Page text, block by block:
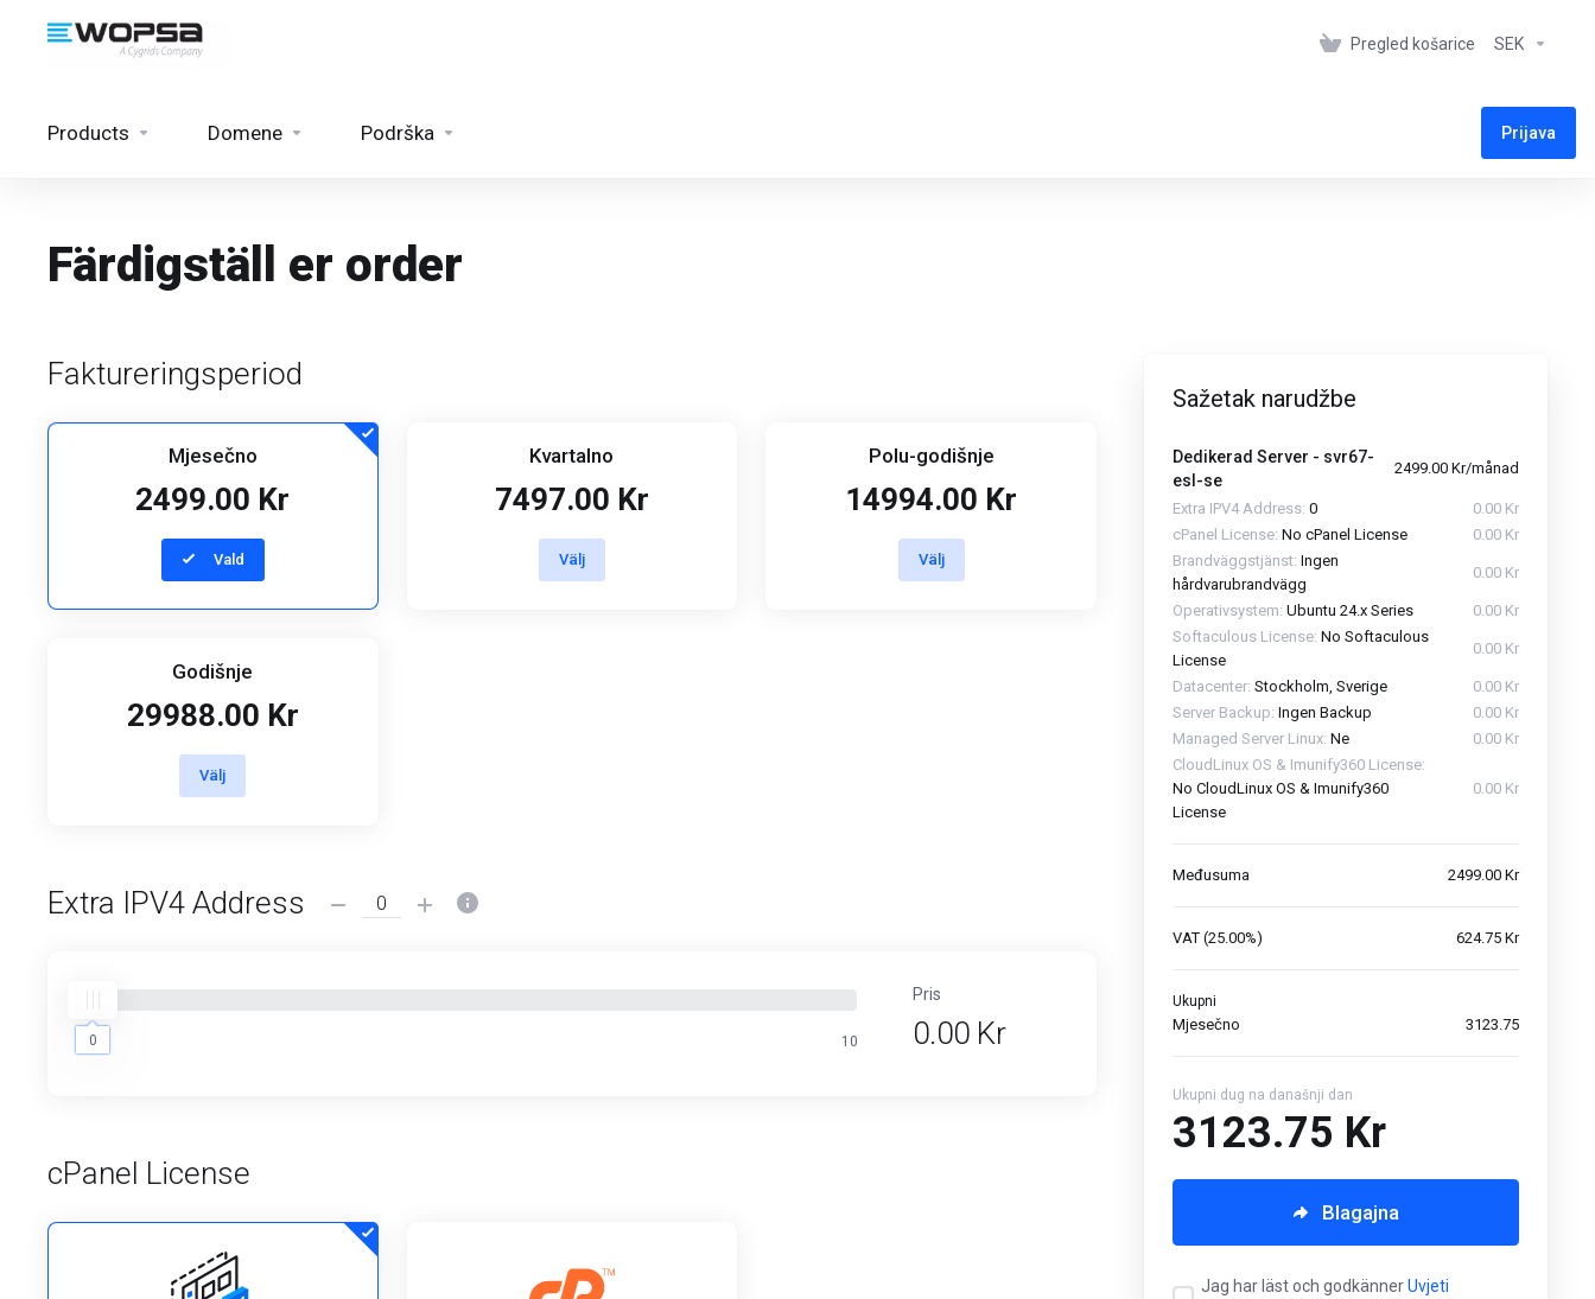
Pregled košarice SEK
Products Domene Podrška Prijava
Färdigställ er order
Faktureringsperiod
Mjesečno
2499.00 Kr
Vald
Kvartalno
7497.00 Kr
Välj
Polu-godišnje
14994.00 Kr
Välj
Godišnje
29988.00 Kr
Välj
Extra IPV4 Address
0 10
Pris
0.00 Kr
cPanel License
Sažetak narudžbe
Dedikerad Server - svr67-
esl-se
2499.00 Kr/månad
Extra IPV4 Address: 0
0.00 Kr
cPanel License: No cPanel License
0.00 Kr
Brandväggstjänst: Ingen
hårdvarubrandvägg
0.00 Kr
Operativsystem: Ubuntu 24.x Series
0.00 Kr
Softaculous License: No Softaculous
License
0.00 Kr
Datacenter: Stockholm, Sverige
0.00 Kr
Server Backup: Ingen Backup
0.00 Kr
Managed Server Linux: Ne
0.00 Kr
CloudLinux OS & Imunify360 License:
No CloudLinux OS & Imunify360
License
0.00 Kr
Međusuma 2499.00 Kr
VAT (25.00%) 624.75 Kr
Ukupni
Mjesečno 3123.75
Ukupni dug na današnji dan
3123.75 Kr
Blagajna
Jag har läst och godkännerUvjeti